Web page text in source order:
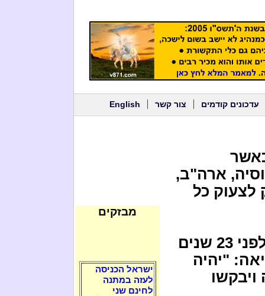
עדכונים קודמים צור קשר English
מלחמת עולם 3, כאשר
ארה"ב,
לצעוק כל
* הרב לוי סעדיה נחמני הזהיר כבר לפני 23 שנים
"יהיה
מבזקים
ישראל הכניסה
לעזה במתנה
לחינם שני